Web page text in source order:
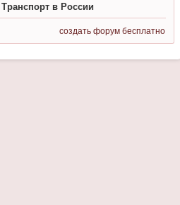
Транспорт в России
создать форум бесплатно